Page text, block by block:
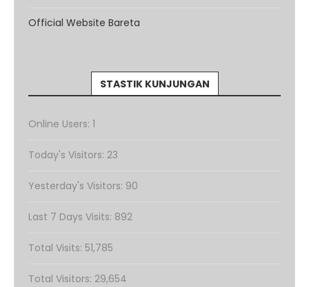
Official Website Bareta
STASTIK KUNJUNGAN
Online Users: 1
Today's Visitors: 23
Yesterday's Visitors: 90
Last 7 Days Visits: 892
Total Visits: 51,785
Total Visitors: 29,654